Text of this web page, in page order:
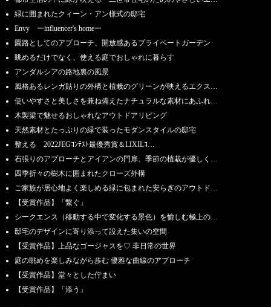
緑に囲まれたクィーン・アン様式の邸宅
Envy ーinfluencer's homeー
園路としてのアプローチ、開放感あるプライベートガーデン
眺めるだけでなく、使える庭でおしゃれに暮らす
アンダルシアの路地裏の風景
風格あるレンガ貼りの外構と植栽のグリーンが映えるエクス…
使いやすさと美しさを兼ね備えたナチュラルな素材にあふれ…
木製梁で魅せるおしゃれなアウトドアリビング
天然素材とたっぷりの緑で装ったモダンスタイルの邸宅
整える 2022JEGｺﾝﾃｽﾄ最優秀賞＆LIXILｺ…
石張りのアプローチとアイアンの門扉、季節の植栽が優しく…
四季折々の樹木に囲まれたクローズ外構
ご家族が居心地よく楽しめる緑に包まれた安らぎのアウトド…
【受賞作品】「繋ぐ」
シークエンス（移動する中で変化する景色）を愉しむ極上の…
邸宅のデザインに寄り添って設えた集いの空間
【受賞作品】上品なゴージャスを♡ 非日常の世界
庭の眺めを楽しみながら歩む 優雅な曲線のアプローチ
【受賞作品】堂々とした佇まい
【受賞作品】「添う」